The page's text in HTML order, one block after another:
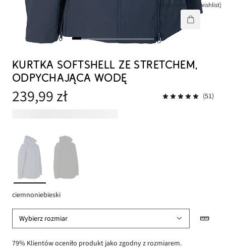
[node-product-wishlist]
KURTKA SOFTSHELL ZE STRETCHEM,
ODPYCHAJĄCA WODĘ
239,99 zł (51)
ciemnoniebieski
Wybierz rozmiar
79% Klientów oceniło produkt jako zgodny z rozmiarem.